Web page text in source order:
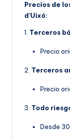
Precios de
d’Uixó:
1. Terceros
Precio
2. Terceros
Precio
3. Todo
Desde